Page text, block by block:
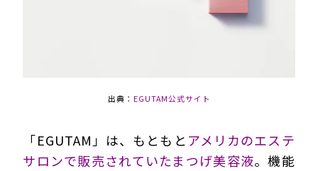
出典： EGUTAM公式サイト
「EGUTAM」は、もともと アメリカのエステ
サロンで販売されていたまつげ美容液。機能